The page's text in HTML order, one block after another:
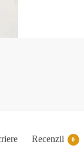
Recenzii 0